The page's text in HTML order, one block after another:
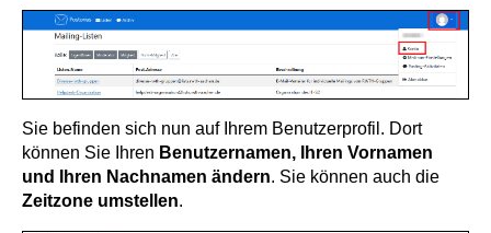
Sie befinden sich nun auf Ihrem Benutzerprofil. Dort
können Sie Ihren Benutzernamen, Ihren Vornamen
und Ihren Nachnamen ändern. Sie können auch die
Zeitzone umstellen.